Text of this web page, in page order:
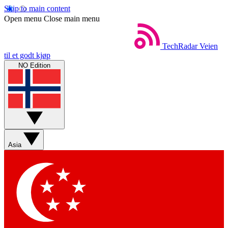
Skip to main content
Open menu Close main menu
TechRadar Veien
til et godt kjøp
NO Edition
Asia